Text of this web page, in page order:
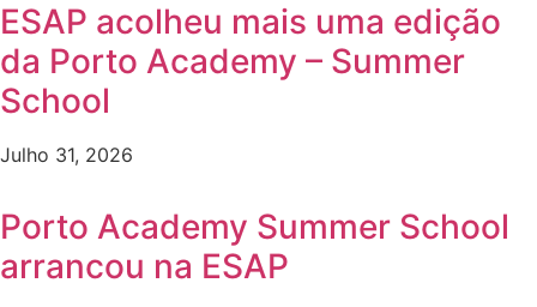
ESAP acolheu mais uma edição
da Porto Academy – Summer
School
Julho 31, 2026
Porto Academy Summer School
arrancou na ESAP